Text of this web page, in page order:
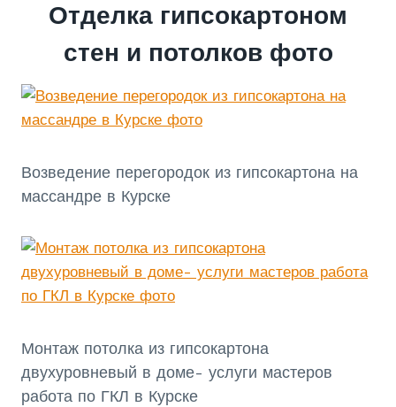
Отделка гипсокартоном
стен и потолков фото
Возведение перегородок из гипсокартона на
массандре в Курске
Монтаж потолка из гипсокартона
двухуровневый в доме- услуги мастеров
работа по ГКЛ в Курске